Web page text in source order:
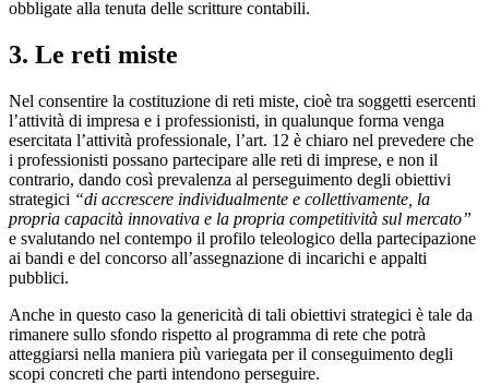
obbligate alla tenuta delle scritture contabili.
3. Le reti miste
Nel consentire la costituzione di reti miste, cioè tra soggetti esercenti
l’attività di impresa e i professionisti, in qualunque forma venga
esercitata l’attività professionale, l’art. 12 è chiaro nel prevedere che
i professionisti possano partecipare alle reti di imprese, e non il
contrario, dando così prevalenza al perseguimento degli obiettivi
strategici “di accrescere individualmente e collettivamente, la
propria capacità innovativa e la propria competitività sul mercato”
e svalutando nel contempo il profilo teleologico della partecipazione
ai bandi e del concorso all’assegnazione di incarichi e appalti
pubblici.
Anche in questo caso la genericità di tali obiettivi strategici è tale da
rimanere sullo sfondo rispetto al programma di rete che potrà
atteggiarsi nella maniera più variegata per il conseguimento degli
scopi concreti che parti intendono perseguire.